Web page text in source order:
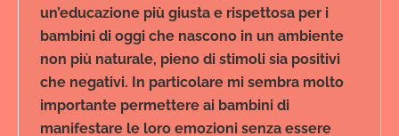
un’educazione più giusta e rispettosa per i
bambini di oggi che nascono in un ambiente
non più naturale, pieno di stimoli sia positivi
che negativi. In particolare mi sembra molto
importante permettere ai bambini di
manifestare le loro emozioni senza essere